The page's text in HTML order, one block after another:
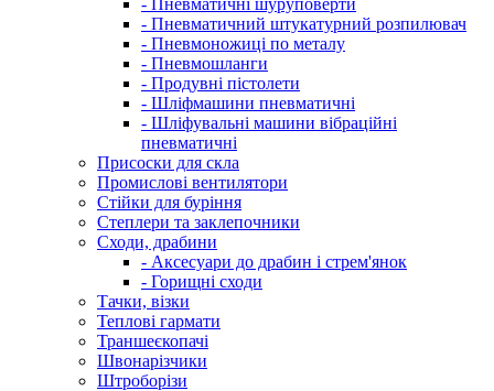
- Пневматичні шуруповерти
- Пневматичний штукатурний розпилювач
- Пневмоножиці по металу
- Пневмошланги
- Продувні пістолети
- Шліфмашини пневматичні
- Шліфувальні машини вібраційні
пневматичні
Присоски для скла
Промислові вентилятори
Стійки для буріння
Степлери та заклепочники
Сходи, драбини
- Аксесуари до драбин і стрем'янок
- Горищні сходи
Тачки, візки
Теплові гармати
Траншеєкопачі
Швонарізчики
Штроборізи